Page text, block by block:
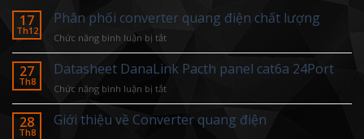
17
Th12
Phân phối converter quang điện chất lượng
Chức năng bình luận bị tắtở
Phân
phối
quang
điện
chất
27
Th8
Datasheet DanaLink Pacth panel cat6a 24Port
Chức năng bình luận bị tắtở
Datasheet
DanaLink
28
Th8
Giới thiệu về Converter quang điện